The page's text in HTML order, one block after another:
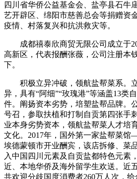
四川省华侨公益基金会、盐亭县石牛
艺开辟区、绵阳市慈善总会等捐赠资
疫情、村落复兴和抗洪救灾等。
成都禧泰欣商贸无限公司成立于
高新区，代表报酬张薇，公司注册本
下。
积极立异冲破，领航盐帮菜系。
异，具有“阿细”“玫瑰港”等涵盖13类
件。阐扬资本劣势，培塑盐帮品牌。
号召，参取扶植和打制自贡第四张手
业本身劣势资本，领航盐帮菜人才培
文化。2017年，国外第一家盐帮菜馆
埃德蒙顿市开业酬宾，该店拆修、菜
入中国四川元素及自贡盐都特色元素
近、本地华侨及海外留学生欢送。近
共欢迎分歧国度消费者260万人次，